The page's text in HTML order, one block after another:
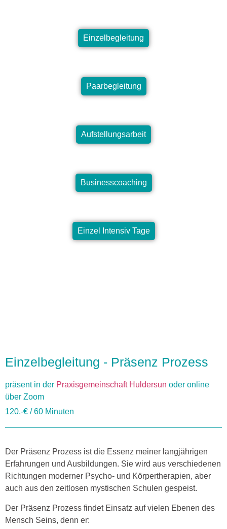
Einzelbegleitung
Paarbegleitung
Aufstellungsarbeit
Businesscoaching
Einzel Intensiv Tage
Einzelbegleitung - Präsenz Prozess
präsent in der Praxisgemeinschaft Huldersun oder online
über Zoom
120,-€ / 60 Minuten
Der Präsenz Prozess ist die Essenz meiner langjährigen
Erfahrungen und Ausbildungen. Sie wird aus verschiedenen
Richtungen moderner Psycho- und Körpertherapien, aber
auch aus den zeitlosen mystischen Schulen gespeist.
Der Präsenz Prozess findet Einsatz auf vielen Ebenen des
Mensch Seins, denn er: